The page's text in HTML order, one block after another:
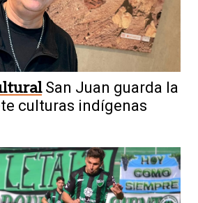
San Juan guarda la
culturas indígenas